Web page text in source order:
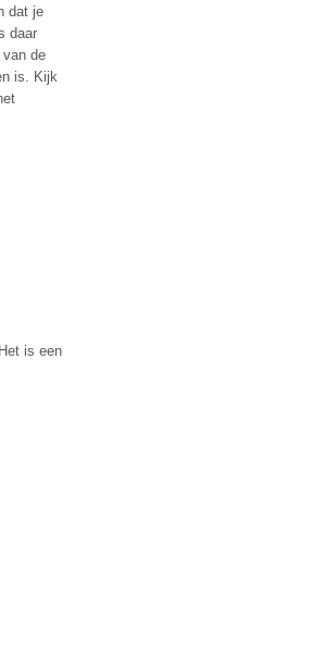
dat je
daar
van de
is. Kijk
is een